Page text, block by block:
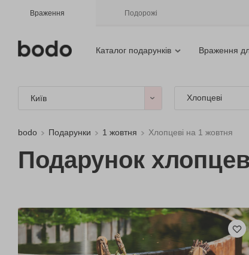
Враження Подорожі
Каталог подарунків Враження
Київ Хлопцеві
bodo Подарунки 1 жовтня Хлопцеві на 1 жовтня
Подарунок